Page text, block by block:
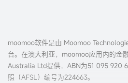
moomoo软件是由 Moomoo
台。在澳大利亚，moomoo应用内的金
Australia Ltd提供，ABN为51 095 920
照（AFSL）编号为224663。